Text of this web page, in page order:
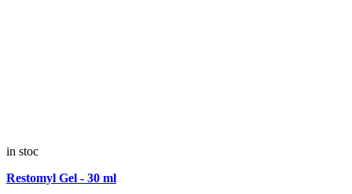
in stoc
Restomyl Gel - 30 ml